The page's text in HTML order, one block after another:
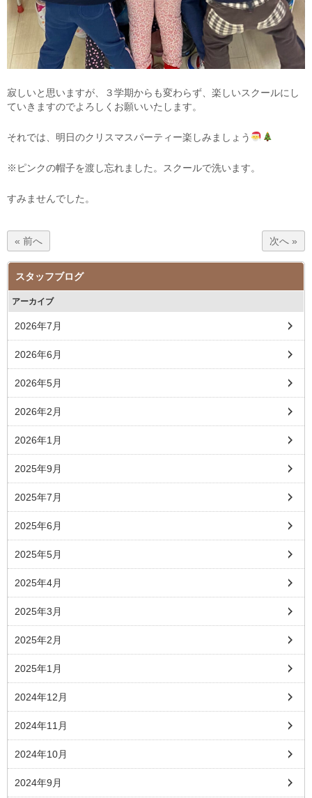
寂しいと思いますが、３学期からも変わらず、楽しいスクールにし
ていきますのでよろしくお願いいたします。
それでは、明日のクリスマスパーティー楽しみましょう
※ピンクの帽子を渡し忘れました。スクールで洗います。
すみませんでした。
« 前へ 次へ »
スタッフブログ
アーカイブ
2026年7月
2026年6月
2026年5月
2026年2月
2026年1月
2025年9月
2025年7月
2025年6月
2025年5月
2025年4月
2025年3月
2025年2月
2025年1月
2024年12月
2024年11月
2024年10月
2024年9月